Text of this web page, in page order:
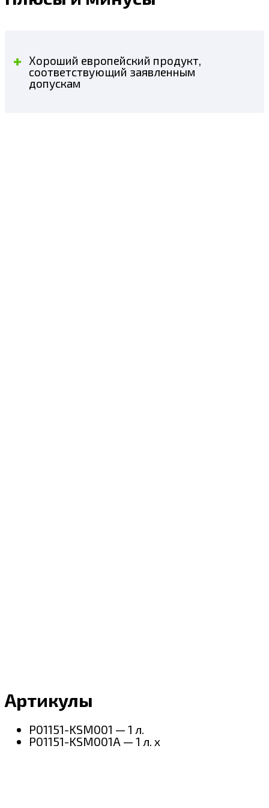
Хороший европейский продукт,
соответствующий заявленным
допускам
Артикулы
P01151-KSM001 — 1 л.
P01151-KSM001A — 1 л. х